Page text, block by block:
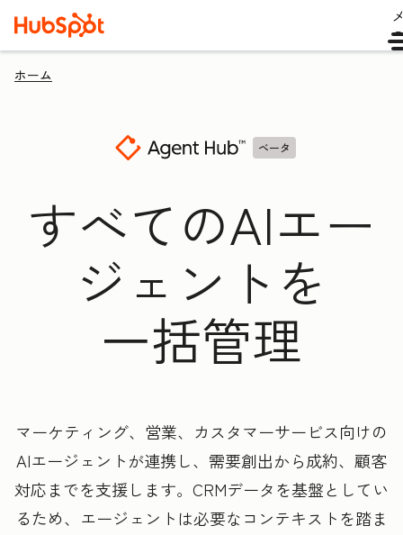
ホーム
ベータ
すべてのAIエー
ジェントを
一括管理
マーケティング、営業、カスタマーサービス向けの
AIエージェントが連携し、需要創出から成約、顧客
対応までを支援します。CRMデータを基盤としてい
るため、エージェントは必要なコンテキストを踏ま